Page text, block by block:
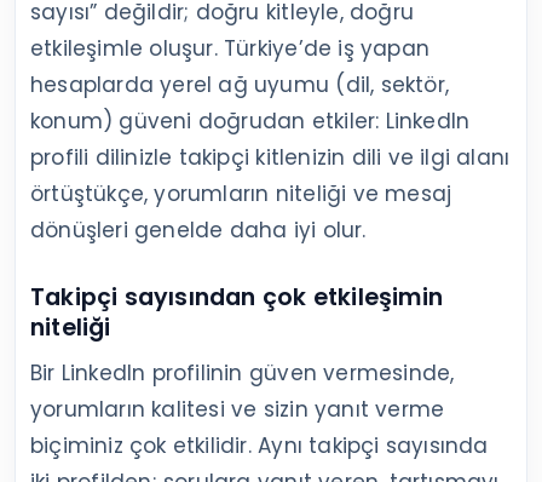
sayısı” değildir; doğru kitleyle, doğru
etkileşimle oluşur. Türkiye’de iş yapan
hesaplarda yerel ağ uyumu (dil, sektör,
konum) güveni doğrudan etkiler: LinkedIn
profili dilinizle takipçi kitlenizin dili ve ilgi alanı
örtüştükçe, yorumların niteliği ve mesaj
dönüşleri genelde daha iyi olur.
Takipçi sayısından çok etkileşimin
niteliği
Bir LinkedIn profilinin güven vermesinde,
yorumların kalitesi ve sizin yanıt verme
biçiminiz çok etkilidir. Aynı takipçi sayısında